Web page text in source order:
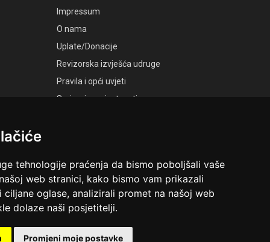
tehnologije praćenja da bismo poboljšali vaše
web stranici, kako bismo vam prikazali
oglase, analizirali promet na našoj web
dolaze naši posjetitelji.
Promjeni moje postavke
Impressum
O nama
Uplate/Donacije
Revizorska izvješća udruge
Pravila i opći uvjeti
Smjernice privatnosti
Ime dobrote
6, Rijeka